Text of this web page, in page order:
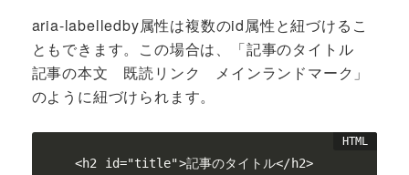
aria-labelledby属性は複数のid属性と紐づけるこ
ともできます。この場合は、「記事のタイトル
記事の本文 既読リンク メインランドマーク」
のように紐づけられます。
<h2 id="title">記事のタイトル</h2>